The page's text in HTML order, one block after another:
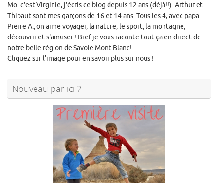
Moi c'est Virginie, j'écris ce blog depuis 12 ans (déjà!!). Arthur et
Thibaut sont mes garçons de 16 et 14 ans. Tous les 4, avec papa
Pierre A., on aime voyager, la nature, le sport, la montagne,
découvrir et s'amuser ! Bref je vous raconte tout ça en direct de
notre belle région de Savoie Mont Blanc!
Cliquez sur l'image pour en savoir plus sur nous !
Nouveau par ici ?